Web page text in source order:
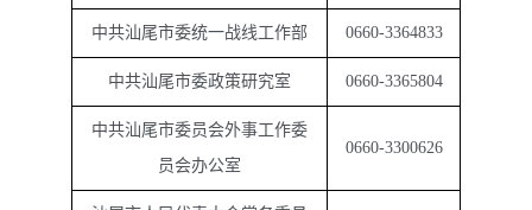
中共汕尾市委统一战线工作部 0660-3364833
中共汕尾市委政策研究室 0660-3365804
中共汕尾市委员会外事工作委
员会办公室
0660-3300626